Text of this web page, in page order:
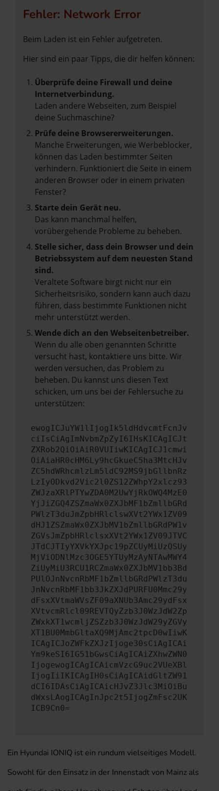
Fehler: Network Error
Beim Laden ist ein Fehler aufgetreten.
Hier sind ein paar Tipps, die dir helfen können:
Überprüfe deine Firewall und deine
Internetverbindung.
Laden andere Webseiten, zum Beispiel
deine Suchmaschine?
Prüfe deine Browsererweiterungen.
Manche Erweiterungen, wie Werbeblocker,
können das Laden bestimmter Seiten
verhindern. Funktioniert die Seite in einem
anderen Browser oder in einem privaten
Fenster?
Starte dein Gerät neu.
Das kann manchmal helfen,
vorübergehende Probleme zu beheben.
Stelle sicher, dass dein Browser und dein
Betriebssystem auf dem neuesten Stand
sind.
Veraltete Software birgt nicht nur ein
Sicherheitsrisiko, sondern kann auch dazu
führen, dass bestimmte Funktionen nicht
mehr unterstützt werden.
Wende dich an den Webseitenbetreiber.
Wenn du alle oben genannten Schritte
versucht hast, kontaktiere uns bitte. Wir
werden versuchen, das Problem zu
beheben. Du kannst uns diesen Text
schicken, um uns bei der Fehlersuche zu
unterstützen:
ewogICJuYW1lIjogIk5ldHdvcmtFcnJv
ciIsCiAgImNvbmZpZyI6IHsKICAgICJt
ZXRob2QiOiAiR0VUIiwKICAgICJ1cmwi
OiAiaHR0cHM6Ly9hcGkueC5ha3MtcHJv
ZC5hdWRhcmlzLm5ldC92MS9jbGllbnRz
LzIyODkvd2Vic2l0ZS12ZWhpY2xlcz93
ZWJzaXRlPTYwZDA0M2UwYjRkOWQ4MzE0
YjJiZGQ4ZSZmaWx0ZXJbMF1bZmllbGRd
PWlzT3duJmZpbHRlclswXVt2YWx1ZV09
dHJ1ZSZmaWx0ZXJbMV1bZmllbGRdPW1v
ZGVsJmZpbHRlclsxXVt2YWx1ZV09JTVC
JTdCJTIyYXVkYXJpc19pZCUyMiUzQSUy
MjViODNlMzc3OGE5YTUyMzAyNTAwMWY4
ZiUyMiU3RCU1RCZmaWx0ZXJbMV1bb3Bd
PUlOJnNvcnRbMF1bZmllbGRdPWlzT3du
JnNvcnRbMF1bb3JkZXJdPURFU0Mmc29y
dFsxXVtmaWVsZF09aXNUb3Amc29ydFsx
XVtvcmRlcl09REVTQyZzb3J0WzJdW2Zp
ZWxkXT1wcmljZSZzb3J0WzJdW29yZGVy
XT1BU0MmbGltaXQ9MjAmc2tpcD0wIiwK
ICAgICJoZWFkZXJzIjoge30sCiAgICAi
Ym9keSI6IG51bGwsCiAgICAiZXhwZWN0
IjogewogICAgICAicmVzcG9uc2VUeXBl
IjogIiIKICAgIH0sCiAgICAidGltZW91
dCI6IDAsCiAgICAicHJvZ3Jlc3MiOiBu
dWxsLAogICAgInJpc2t5IjogZmFsc2UK
ICB9Cn0=
Ein Hyundai IONIQ ist ein rundum vielseitiges Modell.
Sowohl für den Einsatz in der Innenstadt von Mainz als